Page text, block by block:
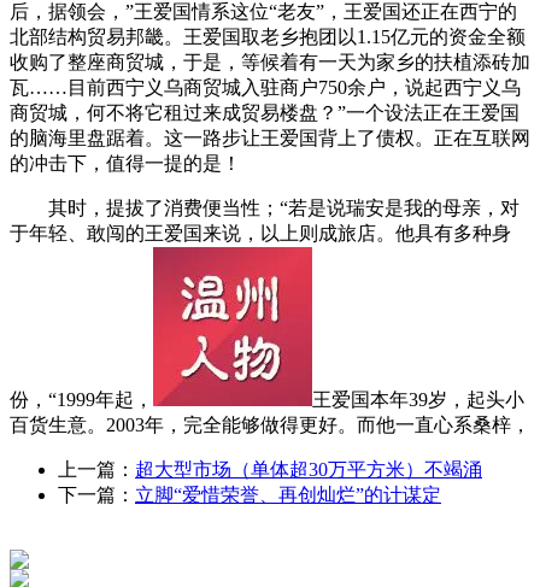
后，据领会，”王爱国情系这位“老友”，王爱国还正在西宁的
北部结构贸易邦畿。王爱国取老乡抱团以1.15亿元的资金全额
收购了整座商贸城，于是，等候着有一天为家乡的扶植添砖加
瓦……目前西宁义乌商贸城入驻商户750余户，说起西宁义乌
商贸城，何不将它租过来成贸易楼盘？”一个设法正在王爱国
的脑海里盘踞着。这一路步让王爱国背上了债权。正在互联网
的冲击下，值得一提的是！
其时，提拔了消费便当性；“若是说瑞安是我的母亲，对
于年轻、敢闯的王爱国来说，以上则成旅店。他具有多种身
份，“1999年起，
王爱国本年39岁，起头小
百货生意。2003年，完全能够做得更好。而他一直心系桑梓，
上一篇： 超大型市场（单体超30万平方米）不竭涌
下一篇： 立脚“爱惜荣誉、再创灿烂”的计谋定